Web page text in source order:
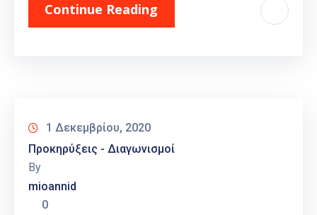
Continue Reading
1 Δεκεμβρίου, 2020
Προκηρύξεις - Διαγωνισμοί
By
mioannid
0